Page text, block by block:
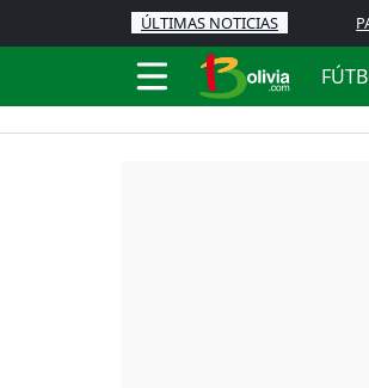
ÚLTIMAS NOTICIAS